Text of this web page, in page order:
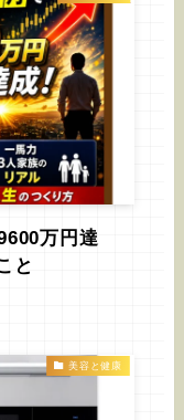
万円達
と
美容と健康